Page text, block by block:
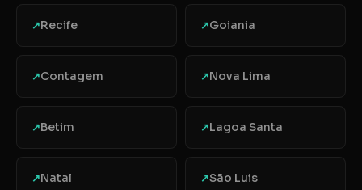
↗Recife ↗Goiania
↗Contagem ↗Nova Lima
↗Betim ↗Lagoa Santa
↗Natal ↗São Luis